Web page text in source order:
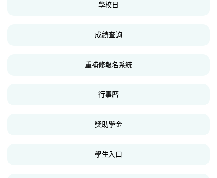
學校日
成績查詢
重補修報名系統
行事曆
獎助學金
學生入口